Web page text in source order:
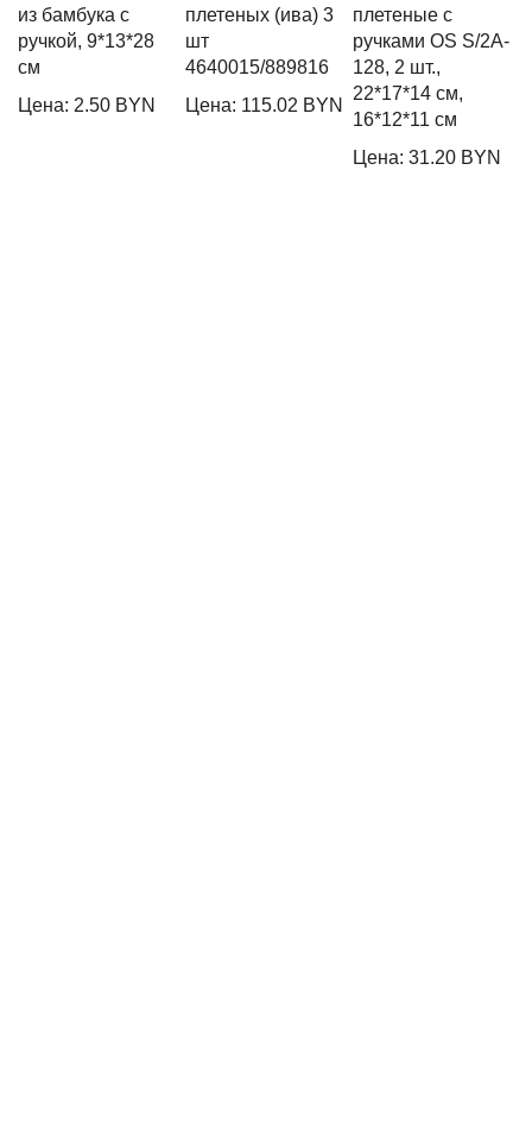
из бамбука с
ручкой, 9*13*28
см
Цена: 2.50 BYN
плетеных (ива) 3
шт
4640015/889816
Цена: 115.02 BYN
плетеные с
ручками OS S/2A-
128, 2 шт.,
22*17*14 см,
16*12*11 см
Цена: 31.20 BYN